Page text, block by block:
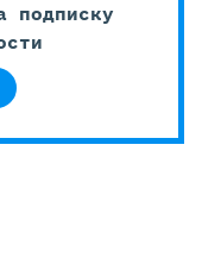
подписку